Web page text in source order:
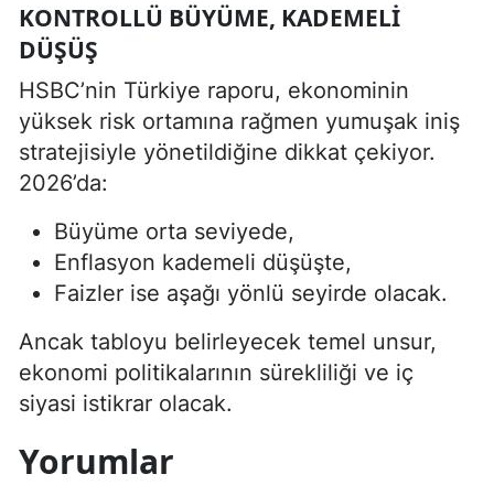
KONTROLLÜ BÜYÜME, KADEMELI
DÜŞÜŞ
HSBC’nin Türkiye raporu, ekonominin
yüksek risk ortamına rağmen yumuşak iniş
stratejisiyle yönetildiğine dikkat çekiyor.
2026’da:
Büyüme orta seviyede,
Enflasyon kademeli düşüşte,
Faizler ise aşağı yönlü seyirde olacak.
Ancak tabloyu belirleyecek temel unsur,
ekonomi politikalarının sürekliliği ve iç
siyasi istikrar olacak.
Yorumlar